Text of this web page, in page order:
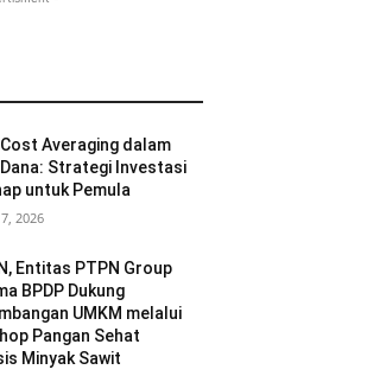
Averaging dalam
Dana: Strategi Investasi
untuk Pemula
2026
Entitas PTPN Group
BPDP Dukung
UMKM melalui
Pangan Sehat
Minyak Sawit